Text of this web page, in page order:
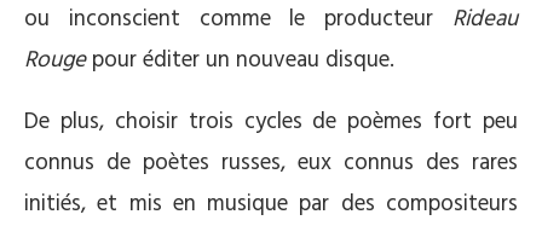
ou inconscient comme le producteur Rideau
Rougepour éditer un nouveau disque.
De plus, choisir trois cycles de poèmes fort peu
connus de poètes russes, eux connus des rares
initiés, et mis en musique par des compositeurs